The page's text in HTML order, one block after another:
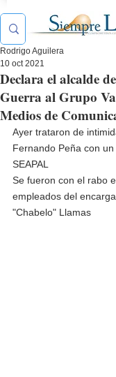
Declara el alcalde
Guerra al Grupo
Medios de
Rodrigo Aguilera
10 oct 2021
Ayer trataron de
Fernando Peña con
SEAPAL
Se fueron con el rabo
empleados del
"Chabelo" Llamas